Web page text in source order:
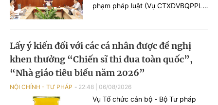
phạm pháp luật (Vụ CTXDVBQPPL)
Lấy ý kiến đối với các cá nhân được đề nghị
khen thưởng “Chiến sĩ thi đua toàn quốc”,
“Nhà giáo tiêu biểu năm 2026”
NỘI CHÍNH - TƯ PHÁP 22:48 06/08/2026
Vụ Tổ chức cán bộ - Bộ Tư pháp